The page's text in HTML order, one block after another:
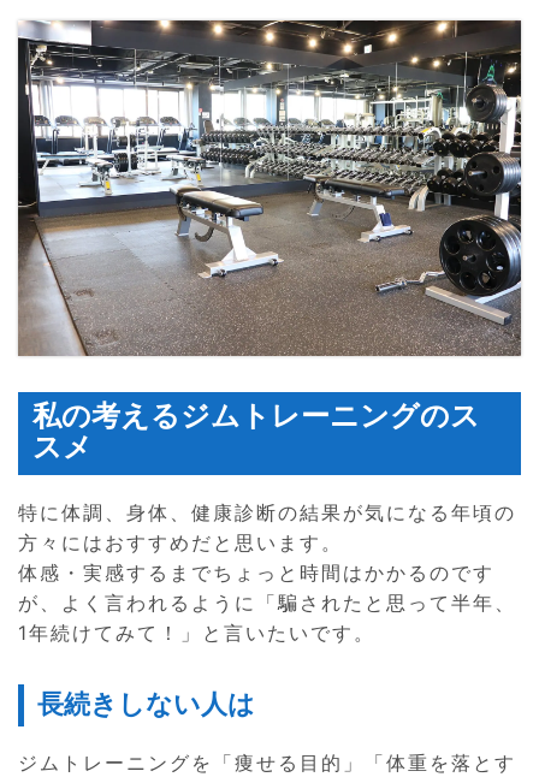
私の考えるジムトレーニングのス
スメ
特に体調、身体、健康診断の結果が気になる年頃の
方々にはおすすめだと思います。
体感・実感するまでちょっと時間はかかるのです
が、よく言われるように「騙されたと思って半年、
1年続けてみて！」と言いたいです。
長続きしない人は
ジムトレーニングを「痩せる目的」「体重を落とす